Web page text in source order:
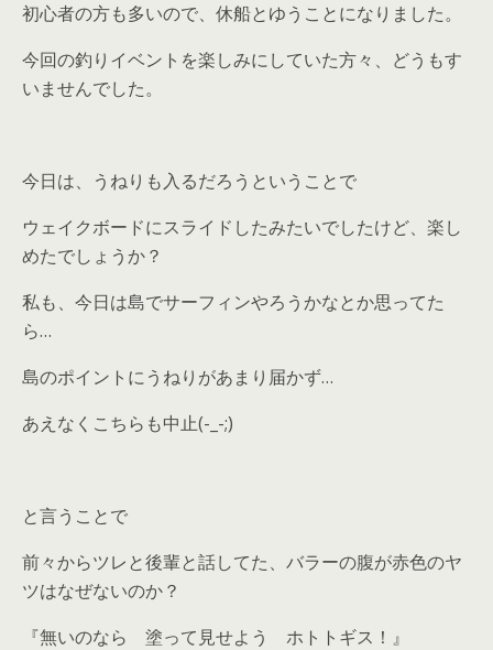
初心者の方も多いので、休船とゆうことになりました。
今回の釣りイベントを楽しみにしていた方々、どうもす
いませんでした。
今日は、うねりも入るだろうということで
ウェイクボードにスライドしたみたいでしたけど、楽し
めたでしょうか？
私も、今日は島でサーフィンやろうかなとか思ってた
ら…
島のポイントにうねりがあまり届かず…
あえなくこちらも中止(-_-;)
と言うことで
前々からツレと後輩と話してた、バラーの腹が赤色のヤ
ツはなぜないのか？
『無いのなら 塗って見せよう ホトトギス！』